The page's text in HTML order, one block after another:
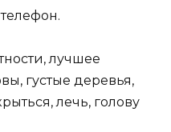
лучшее
густые деревья,
лечь, голову